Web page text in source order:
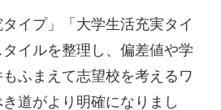
イプ」「大学生活充実タイ
イルを整理し、偏差値や学
ふまえて志望校を考えるワ
道がより明確になりまし